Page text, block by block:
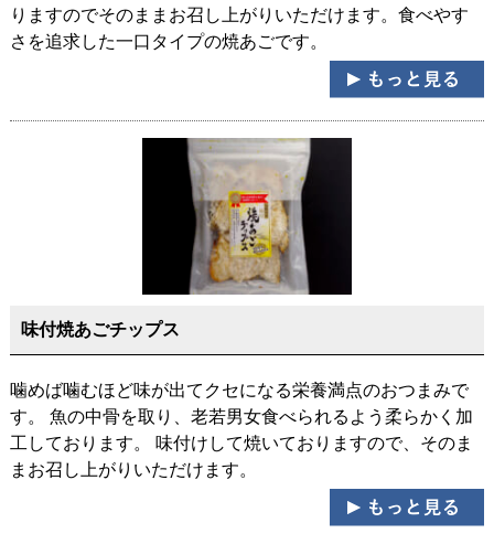
りますのでそのままお召し上がりいただけます。食べやす
さを追求した一口タイプの焼あごです。
味付焼あごチップス
噛めば噛むほど味が出てクセになる栄養満点のおつまみで
す。 魚の中骨を取り、老若男女食べられるよう柔らかく加
工しております。 味付けして焼いておりますので、そのま
まお召し上がりいただけます。